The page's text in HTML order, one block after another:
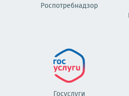
Роспотребнадзор